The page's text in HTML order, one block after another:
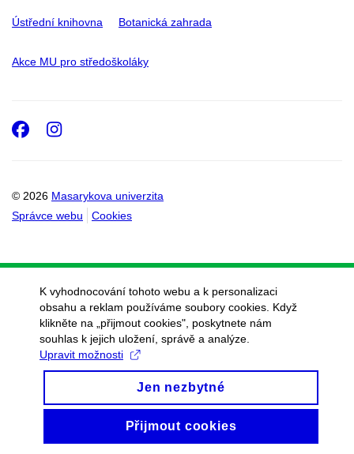
Ústřední knihovna Botanická zahrada
Akce MU pro středoškoláky
© 2026 Masarykova univerzita
Správce webu
Cookies
Facebook
Instagram
K vyhodnocování tohoto webu a k personalizaci
obsahu a reklam používáme soubory cookies. Když
klikněte na „přijmout cookies", poskytnete nám
souhlas k jejich uložení, správě a analýze.
Upravit možnosti
Jen nezbytné
Přijmout cookies